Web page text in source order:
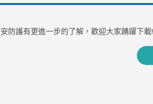
防護有更進一步的了解，歡迎大家踴躍下載!